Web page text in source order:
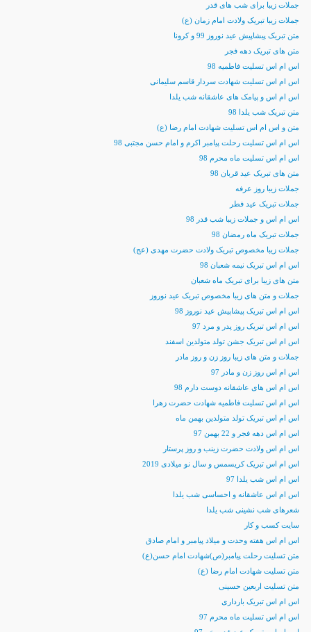
جملات زیبا برای شب های قدر
جملات زیبا تبریک ولادت امام زمان (ع)
متن تبریک پیشاپیش عید نوروز 99 و کرونا
متن های تبریک دهه فجر
اس ام اس تسلیت فاطمیه 98
اس ام اس تسلیت شهادت سردار قاسم سلیمانی
اس ام اس و پیامک های عاشقانه شب یلدا
متن تبریک شب یلدا 98
متن و اس ام اس تسلیت شهادت امام رضا (ع)
اس ام اس تسلیت رحلت پیامبر اکرم و امام حسن مجتبی 98
اس ام اس تسلیت ماه محرم 98
متن های تبریک عید قربان 98
جملات زیبا روز عرفه
جملات تبریک عید فطر
اس ام اس و جملات زیبا شب قدر 98
جملات تبریک ماه رمضان 98
جملات زیبا مخصوص تبریک ولادت حضرت مهدی (عج)
اس ام اس تبریک نیمه شعبان 98
متن های زیبا برای تبریک ماه شعبان
جملات و متن های زیبا مخصوص تبریک عید نوروز
اس ام اس تبریک پیشاپیش عید نوروز 98
اس ام اس تبریک روز پدر و مرد 97
اس ام اس تبریک جشن تولد متولدین اسفند
جملات و متن های زیبا روز زن و روز مادر
اس ام اس روز زن و مادر 97
اس ام اس های عاشقانه دوست دارم 98
اس ام اس تسلیت فاطمیه شهادت حضرت زهرا
اس ام اس تبریک تولد متولدین بهمن ماه
اس ام اس دهه فجر و 22 بهمن 97
اس ام اس ولادت حضرت زینب و روز پرستار
اس ام اس تبریک کریسمس و سال نو میلادی 2019
اس ام اس شب یلدا 97
اس ام اس عاشقانه و احساسی شب یلدا
شعرهای شب نشینی شب یلدا
سایت کسب و کار
اس ام اس هفته وحدت و میلاد پیامبر و امام صادق
متن تسلیت رحلت پیامبر(ص)شهادت امام حسن(ع)
متن تسلیت شهادت امام رضا (ع)
متن تسلیت اربعین حسینی
اس ام اس تبریک بارداری
اس ام اس تسلیت ماه محرم 97